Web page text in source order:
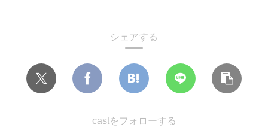
シェアする
castをフォローする